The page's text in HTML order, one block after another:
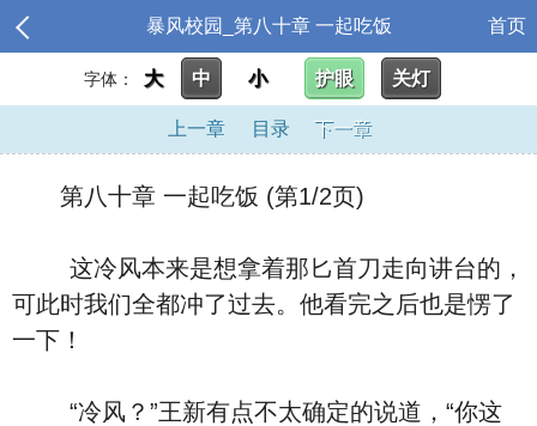
暴风校园_第八十章 一起吃饭 首页
字体： 大 中 小 护眼 关灯
上一章 目录 下一章
第八十章 一起吃饭 (第1/2页)
这冷风本来是想拿着那匕首刀走向讲台的，
可此时我们全都冲了过去。他看完之后也是愣了
一下！
“冷风？”王新有点不太确定的说道，“你这